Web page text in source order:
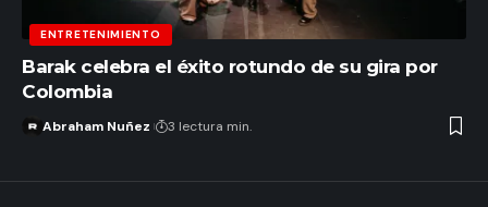
ENTRETENIMIENTO
Barak celebra el éxito rotundo de su gira por
Colombia
Abraham Nuñez 3 lectura min.